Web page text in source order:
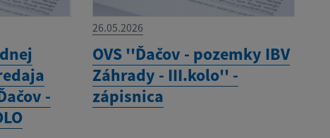
-
26.05.2026
OVS ''Ďačov - pozemky IBV
Záhrady - III.kolo'' -
zápisnica